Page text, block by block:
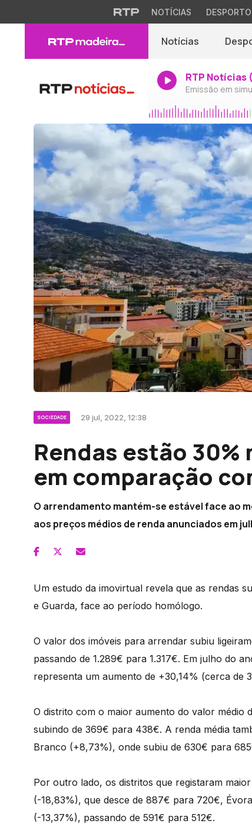
NOTÍCIAS DESPORTO
Notícias
RTP Notícias
Emissão em
SOCIEDADE 29 jul, 2022, 12:38
Rendas estão 30%
em comparação
O arrendamento mantém-se estável face ao
aos preços médios de renda anunciados em
Um estudo da imovirtual revela que as rendas
e Guarda, face ao período homólogo.
O valor dos imóveis para arrendar subiu
passando de 1.289€ para 1.317€. Em julho do
representa um aumento de +30,14% (cerca de
O distrito com o maior aumento do valor médio
subindo de 369€ para 438€. A renda média
Branco (+8,73%), onde subiu de 630€ para
Por outro lado, os distritos que registaram
(-18,83%), que desce de 887€ para 720€,
(-13,37%), passando de 591€ para 512€.